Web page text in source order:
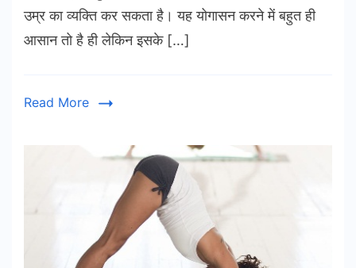
उम्र का व्यक्ति कर सकता है। यह योगासन करने में बहुत ही
आसान तो है ही लेकिन इसके […]
Read More